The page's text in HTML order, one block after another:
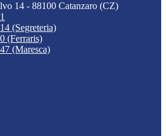
14 - 88100 Catanzaro (CZ)
(Segreteria)
(Ferraris)
(Maresca)